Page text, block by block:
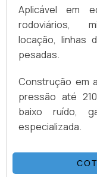
Aplicável em
rodoviários,
locação, linhas
pesadas.
Construção em
pressão até
baixo ruído,
especializada.